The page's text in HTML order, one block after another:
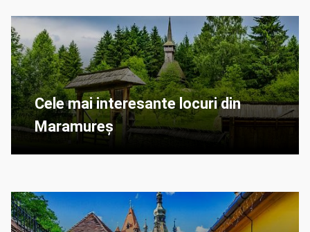
Cele mai interesante locuri din
Maramureș